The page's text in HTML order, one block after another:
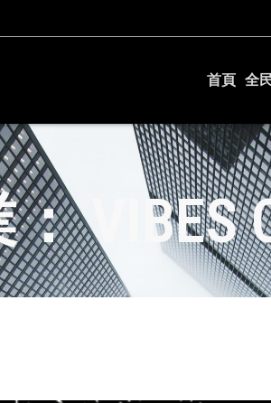
首頁 全
VIBES